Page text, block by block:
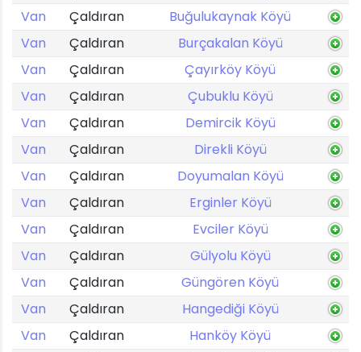
Van
Çaldıran
Buğulukaynak Köyü
Van
Çaldıran
Burçakalan Köyü
Van
Çaldıran
Çayırköy Köyü
Van
Çaldıran
Çubuklu Köyü
Van
Çaldıran
Demircik Köyü
Van
Çaldıran
Direkli Köyü
Van
Çaldıran
Doyumalan Köyü
Van
Çaldıran
Erginler Köyü
Van
Çaldıran
Evciler Köyü
Van
Çaldıran
Gülyolu Köyü
Van
Çaldıran
Güngören Köyü
Van
Çaldıran
Hangediği Köyü
Van
Çaldıran
Hanköy Köyü